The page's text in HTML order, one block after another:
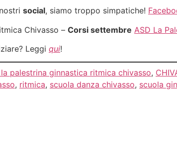
social, siamo troppo simpatiche!
Chivasso – Corsi settembre ASD La
Leggi qui!
palestrina ginnastica ritmica chivasso,
, ritmica, scuola danza chivasso, scuola